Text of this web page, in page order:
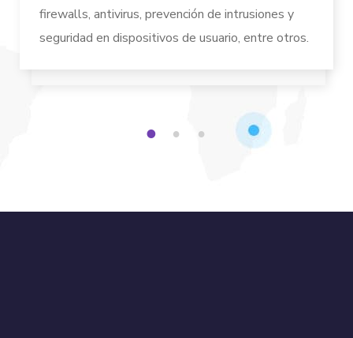
firewalls, antivirus, prevención de intrusiones y
seguridad en dispositivos de usuario, entre otros.
1 2 3